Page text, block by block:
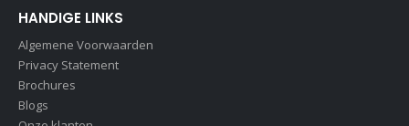
HANDIGE LINKS
Algemene Voorwaarden
Privacy Statement
Brochures
Blogs